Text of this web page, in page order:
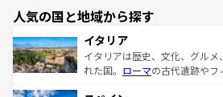
人気の国と地域から探す
イタリア
イタリアは歴史、文化、グル
れた国。 ローマの古代遺跡やフ